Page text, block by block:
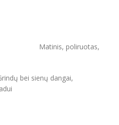
Matinis, poliruotas,
bei sienų dangai,